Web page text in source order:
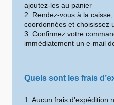
ajoutez-les au panier
2. Rendez-vous à la
coordonnées et choisissez
3. Confirmez votre
immédiatement un e-mail
Quels sont les frais
1. Aucun frais d’expédition